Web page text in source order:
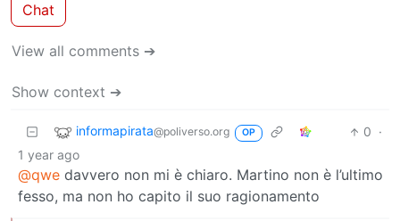
Chat
View all comments ➔
Show context ➔
informapirata@poliverso.org OP 0 ·
1 year ago
@qwe davvero non mi è chiaro. Martino non è l’ultimo
fesso, ma non ho capito il suo ragionamento